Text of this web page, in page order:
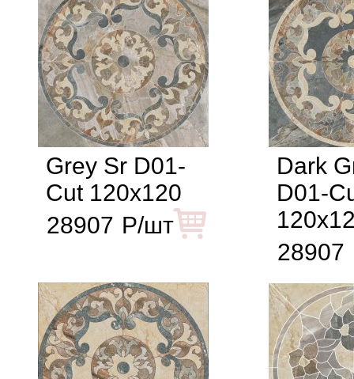
Grey Sr D01-
Cut 120x120
28907 Р/шт
Dark
D01-
28907